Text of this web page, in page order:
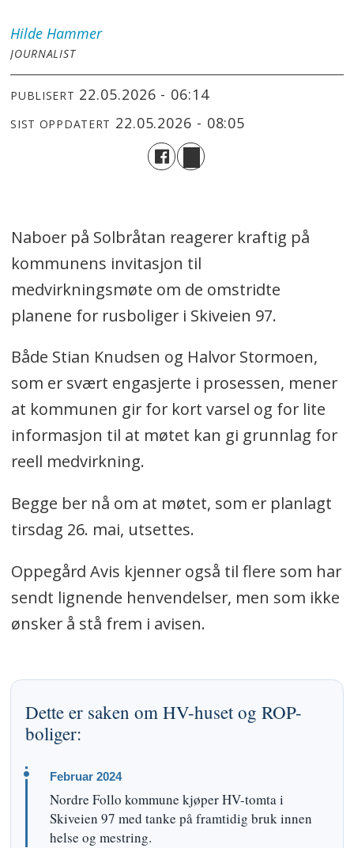
Hilde Hammer
JOURNALIST
PUBLISERT 22.05.2026 - 06:14
SIST OPPDATERT 22.05.2026 - 08:05
Naboer på Solbråtan reagerer kraftig på
kommunens invitasjon til
medvirkningsmøte om de omstridte
planene for rusboliger i Skiveien 97.
Både Stian Knudsen og Halvor Stormoen,
som er svært engasjerte i prosessen, mener
at kommunen gir for kort varsel og for lite
informasjon til at møtet kan gi grunnlag for
reell medvirkning.
Begge ber nå om at møtet, som er planlagt
tirsdag 26. mai, utsettes.
Oppegård Avis kjenner også til flere som har
sendt lignende henvendelser, men som ikke
ønsker å stå frem i avisen.
Dette er saken om HV-huset og ROP-
boliger:
Februar 2024
Nordre Follo kommune kjøper HV-tomta i
Skiveien 97 med tanke på framtidig bruk innen
helse og mestring.